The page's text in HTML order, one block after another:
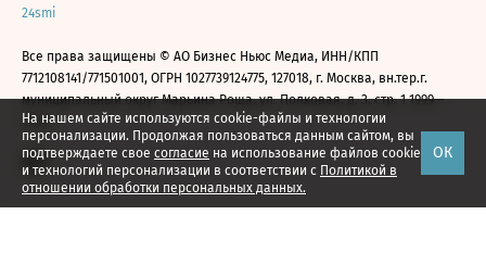
На нашем сайте используются cookie-файлы и технологии
персонализации. Продолжая пользоваться данным сайтом, вы
подтверждаете свое согласие на использование файлов cookie
и технологий персонализации в соответствии с Политикой в
отношении обработки персональных данных.
ОК
24smi
Все права защищены © АО Бизнес Ньюс Медиа, ИНН/КПП
7712108141/771501001, ОГРН 1027739124775, 127018, г. Москва, вн.тер.г.
муниципальный округ Марьина Роща, ул. Полковая, д. 3, стр. 1 1999—
2026